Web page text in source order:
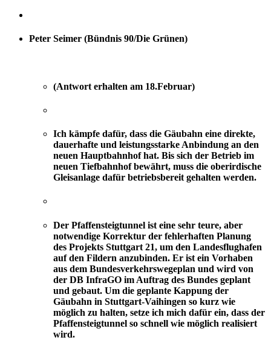
Peter Seimer (Bündnis 90/Die Grünen)
(Antwort erhalten am 18.Februar)
Ich kämpfe dafür, dass die Gäubahn eine direkte,
dauerhafte und leistungsstarke Anbindung an den
neuen Hauptbahnhof hat. Bis sich der Betrieb im
neuen Tiefbahnhof bewährt, muss die oberirdische
Gleisanlage dafür betriebsbereit gehalten werden.
Der Pfaffensteigtunnel ist eine sehr teure, aber
notwendige Korrektur der fehlerhaften Planung
des Projekts Stuttgart 21, um den Landesflughafen
auf den Fildern anzubinden. Er ist ein Vorhaben
aus dem Bundesverkehrswegeplan und wird von
der DB InfraGO im Auftrag des Bundes geplant
und gebaut. Um die geplante Kappung der
Gäubahn in Stuttgart-Vaihingen so kurz wie
möglich zu halten, setze ich mich dafür ein, dass der
Pfaffensteigtunnel so schnell wie möglich realisiert
wird.